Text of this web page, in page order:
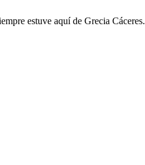
estuve aquí de Grecia Cáceres.